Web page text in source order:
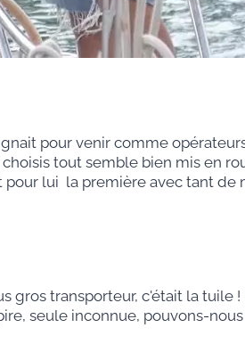
pour venir comme
tout semble bien mis en
lui la première avec tant
transporteur, c'était la tuile
seule inconnue, pouvons-